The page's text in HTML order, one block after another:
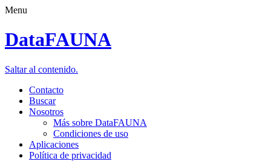
Menu
DataFAUNA
Saltar al contenido.
Contacto
Buscar
Nosotros
Más sobre DataFAUNA
Condiciones de uso
Aplicaciones
Política de privacidad